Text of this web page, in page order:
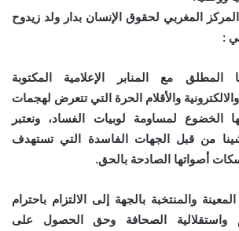
المغربي لحقوق الإنسان بدار ولد زيدوح
:
المطلق مع المنابر الإعلامية المكتوبة
والأقلام الحرة التي تتعرض لهجمات
لمساومة لوبيات الفساد، ونعتبر
من قبل الجهات الفاسدة التي تستهدف
أصواتها الصادحة بالحق.
والمنتخبة بالجهة إلى الالتزام باحترام
واستقلالية الصحافة وحق الحصول على